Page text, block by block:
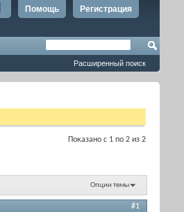
Регистрация
Помощь
Расширенный поиск
Показано с 1 по 2 из 2
Опции темы
#1